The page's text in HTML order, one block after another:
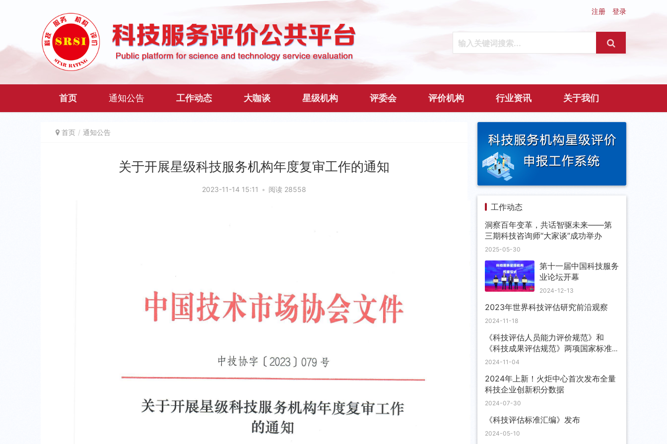
注册 登录
首页 通知公告 工作动态 大咖谈 星级机构 评委会 评价机构 行业资讯 关于我们
首页 通知公告
关于开展星级科技服务机构年度复审工作的通知
2023-11-14 15:11 • 阅读 28558
工作动态
洞察百年变革，共话智驱未来——第
三期科技咨询师“大家谈”成功举办
2025-05-30
第十一届中国科技服务
业论坛开幕
2024-12-13
2023年世界科技评估研究前沿观察
2024-11-18
《科技评估人员能力评价规范》和
《科技成果评估规范》两项国家标准
发布实施
2024-11-04
2024年上新！火炬中心首次发布全量
科技企业创新积分数据
2024-07-30
《科技评估标准汇编》发布
2024-05-10